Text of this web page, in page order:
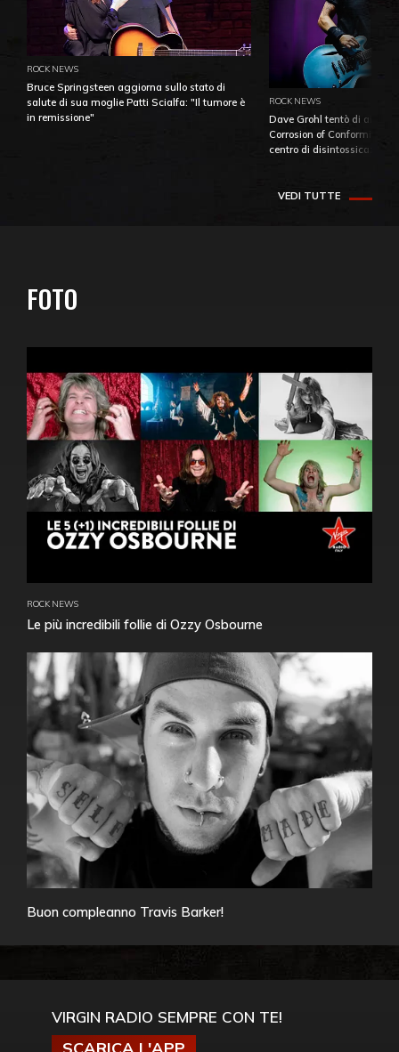
ROCK NEWS
Bruce Springsteen aggiorna sullo stato di
salute di sua moglie Patti Scialfa: "Il tumore è
in remissione"
ROCK NEWS
Dave Grohl tentò di
Corrosion of Conformity
centro di
VEDI TUTTE
FOTO
ROCK NEWS
Le più incredibili follie di Ozzy Osbourne
Buon compleanno Travis Barker!
VIRGIN RADIO SEMPRE CON TE!